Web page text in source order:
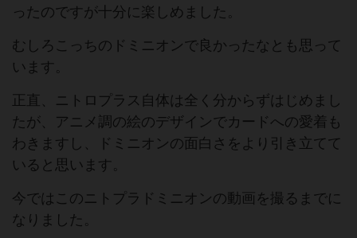
ったのですが十分に楽しめました。
むしろこっちのドミニオンで良かったなとも思って
います。
正直、ニトロプラス自体は全く分からずはじめまし
たが、アニメ調の絵のデザインでカードへの愛着も
わきますし、ドミニオンの面白さをより引き立てて
いると思います。
今ではこのニトプラドミニオンの動画を撮るまでに
なりました。